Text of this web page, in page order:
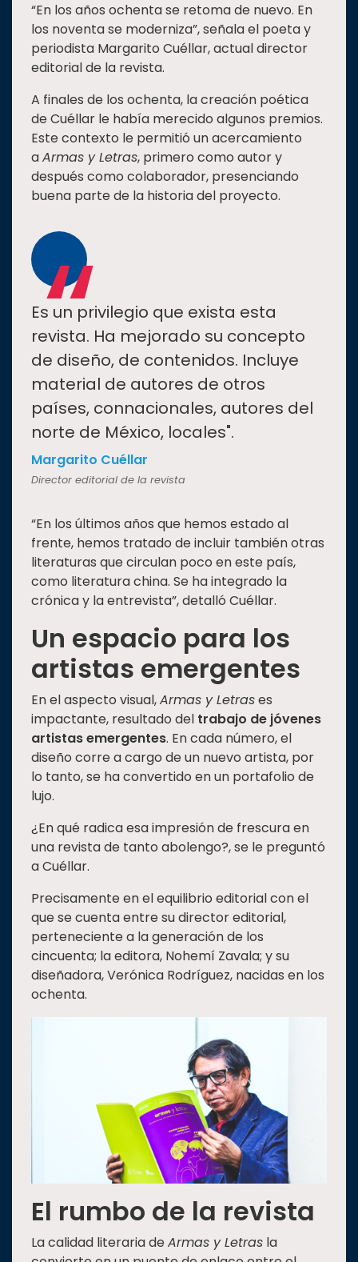
“En los años ochenta se retoma de nuevo. En
los noventa se moderniza”, señala el poeta y
periodista Margarito Cuéllar, actual director
editorial de la revista.
A finales de los ochenta, la creación poética
de Cuéllar le había merecido algunos premios.
Este contexto le permitió un acercamiento
aArmas y Letras, primero como autor y
después como colaborador, presenciando
buena parte de la historia del proyecto.
“
Es un privilegio que exista esta
revista. Ha mejorado su concepto
de diseño, de contenidos. Incluye
material de autores de otros
países, connacionales, autores del
norte de México, locales".
Margarito Cuéllar
Director editorial de la revista
“En los últimos años que hemos estado al
frente, hemos tratado de incluir también otras
literaturas que circulan poco en este país,
como literatura china. Se ha integrado la
crónica y la entrevista”, detalló Cuéllar.
Un espacio para los
artistas emergentes
En el aspecto visual,Armas y Letrases
impactante, resultado del trabajo de jóvenes
artistas emergentes. En cada número, el
diseño corre a cargo de un nuevo artista, por
lo tanto, se ha convertido en un portafolio de
lujo.
¿En qué radica esa impresión de frescura en
una revista de tanto abolengo?, se le preguntó
a Cuéllar.
Precisamente en el equilibrio editorial con el
que se cuenta entre su director editorial,
perteneciente a la generación de los
cincuenta; la editora, Nohemí Zavala; y su
diseñadora, Verónica Rodríguez, nacidas en los
ochenta.
El rumbo de la revista
La calidad literaria deArmas y Letras la